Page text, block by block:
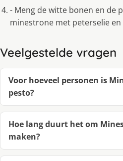
- Meng de witte bonen en de
minestrone met peterselie en
Veelgestelde vragen
Voor hoeveel personen is
pesto?
Hoe lang duurt het om
maken?